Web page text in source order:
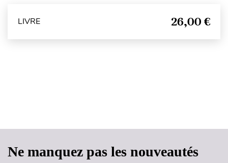
LIVRE 26,00 €
Ne manquez pas les nouveautés